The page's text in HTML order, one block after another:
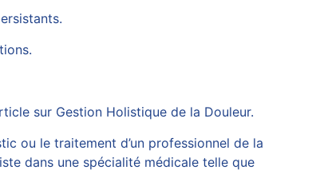
sur Gestion Holistique de la Douleur.
ou le traitement d’un professionnel de la
dans une spécialité médicale telle que